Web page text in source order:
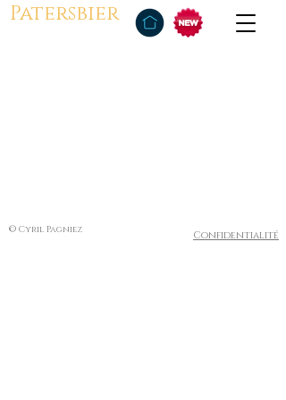
Patersbier
© Cyril Pagniez Confidentialité